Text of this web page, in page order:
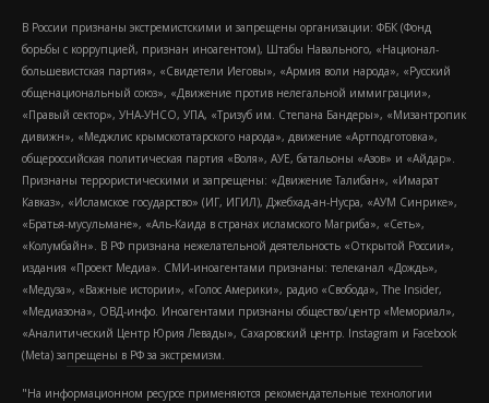
В России признаны экстремистскими и запрещены организации: ФБК (Фонд
борьбы с коррупцией, признан иноагентом), Штабы Навального, «Национал-
большевистская партия», «Свидетели Иеговы», «Армия воли народа», «Русский
общенациональный союз», «Движение против нелегальной иммиграции»,
«Правый сектор», УНА-УНСО, УПА, «Тризуб им. Степана Бандеры», «Мизантропик
дивижн», «Меджлис крымскотатарского народа», движение «Артподготовка»,
общероссийская политическая партия «Воля», АУЕ, батальоны «Азов» и «Айдар».
Признаны террористическими и запрещены: «Движение Талибан», «Имарат
Кавказ», «Исламское государство» (ИГ, ИГИЛ), Джебхад-ан-Нусра, «АУМ Синрике»,
«Братья-мусульмане», «Аль-Каида в странах исламского Магриба», «Сеть»,
«Колумбайн». В РФ признана нежелательной деятельность «Открытой России»,
издания «Проект Медиа». СМИ-иноагентами признаны: телеканал «Дождь»,
«Медуза», «Важные истории», «Голос Америки», радио «Свобода», The Insider,
«Медиазона», ОВД-инфо. Иноагентами признаны общество/центр «Мемориал»,
«Аналитический Центр Юрия Левады», Сахаровский центр. Instagram и Facebook
(Metа) запрещены в РФ за экстремизм.
"На информационном ресурсе применяются рекомендательные технологии